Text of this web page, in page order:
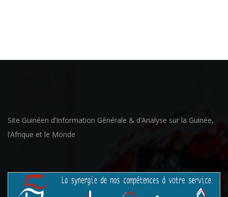
Site Guinéen d’Information Générale & d’Analyse sur la Guinée,
l’Afrique et le Monde